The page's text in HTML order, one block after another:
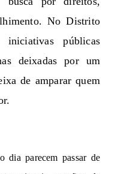
No Distrito
iniciativa
deixadas por um
ixa de amparar quem
o dia parecem passar de